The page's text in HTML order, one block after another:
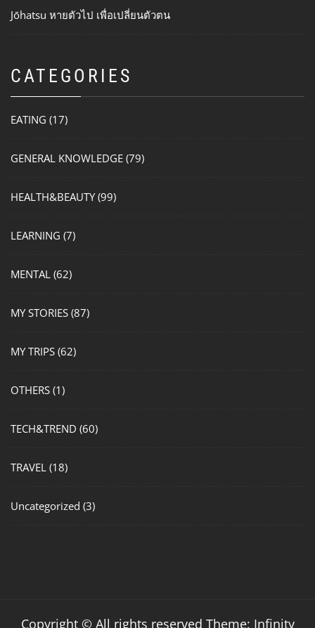
Jōhatsu หายตัวไป เพื่อเปลี่ยนตัวตน
CATEGORIES
EATING (17)
GENERAL KNOWLEDGE (79)
HEALTH&BEAUTY(99)
LEARNING (7)
MENTAL (62)
MY STORIES (87)
MY TRIPS (62)
OTHERS (1)
TECH&TREND (60)
TRAVEL (18)
Uncategorized (3)
Copyright © All rights reserved Theme: Infinity